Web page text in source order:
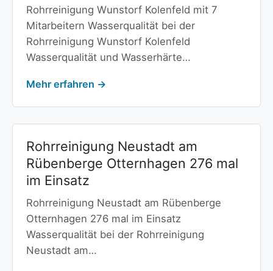
Rohrreinigung Wunstorf Kolenfeld mit 7
Mitarbeitern Wasserqualität bei der
Rohrreinigung Wunstorf Kolenfeld
Wasserqualität und Wasserhärte…
Mehr erfahren →
Rohrreinigung Neustadt am
Rübenberge Otternhagen 276 mal
im Einsatz
Rohrreinigung Neustadt am Rübenberge
Otternhagen 276 mal im Einsatz
Wasserqualität bei der Rohrreinigung
Neustadt am…